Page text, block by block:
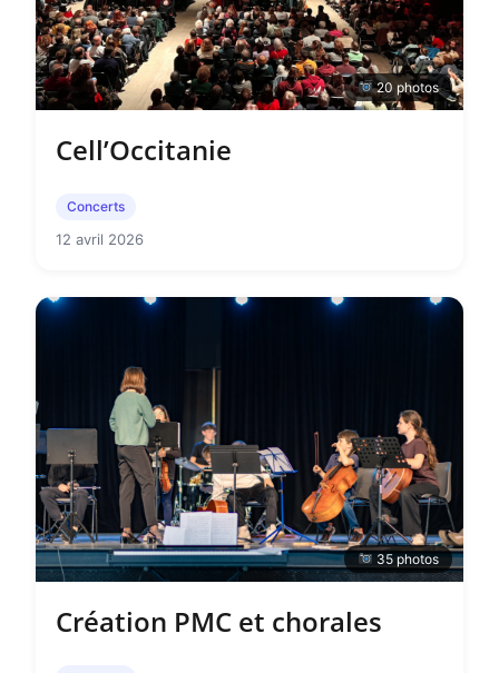
20 photos
Cell’Occitanie
Concerts
12 avril 2026
35 photos
Création PMC et chorales